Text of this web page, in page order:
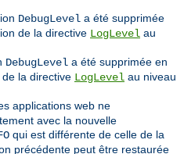
DebugLevel a été supprimée
de la directive LogLevel au
DebugLevel a été supprimée en
la directive LogLevel au niveau
applications web ne
avec la nouvelle
qui est différente de celle de la
précédente peut être restaurée